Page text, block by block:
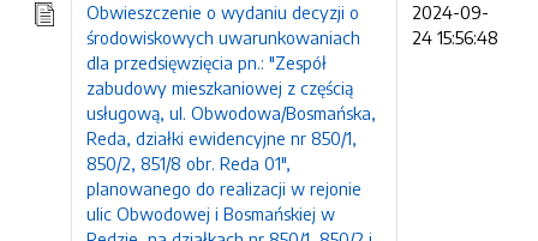
Obwieszczenie o wydaniu decyzji o
środowiskowych uwarunkowaniach
dla przedsięwzięcia pn.: "Zespół
zabudowy mieszkaniowej z częścią
usługową, ul. Obwodowa/Bosmańska,
Reda, działki ewidencyjne nr 850/1,
850/2, 851/8 obr. Reda 01",
planowanego do realizacji w rejonie
ulic Obwodowej i Bosmańskiej w
2024-09-
24 15:56:48